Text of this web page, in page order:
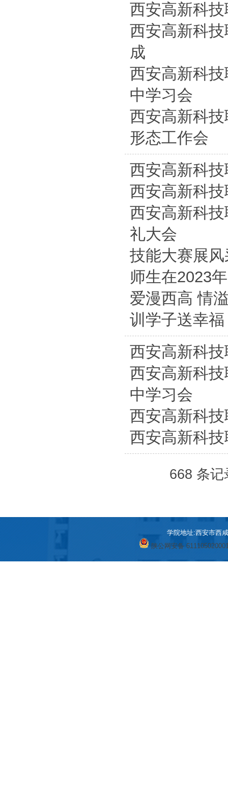
西安高新科
西安高新科
成
西安高新科
中学习会
西安高新科
形态工作会
西安高新科
西安高新科
西安高新科
礼大会
技能大赛展
师生在2023
爱漫西高 情
训学子送幸福
西安高新科
西安高新科
中学习会
西安高新科
西安高新科
668 条
学院地址:西安市西
陕公网安备